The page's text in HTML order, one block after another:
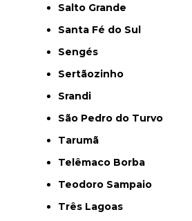
Salto Grande
Santa Fé do Sul
Sengés
Sertãozinho
Srandi
São Pedro do Turvo
Tarumã
Telêmaco Borba
Teodoro Sampaio
Três Lagoas